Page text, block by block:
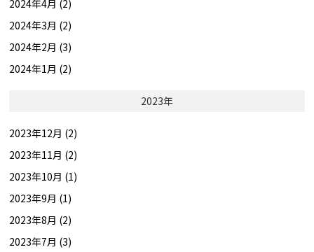
2024年4月 (2)
2024年3月 (2)
2024年2月 (3)
2024年1月 (2)
2023年
2023年12月 (2)
2023年11月 (2)
2023年10月 (1)
2023年9月 (1)
2023年8月 (2)
2023年7月 (3)